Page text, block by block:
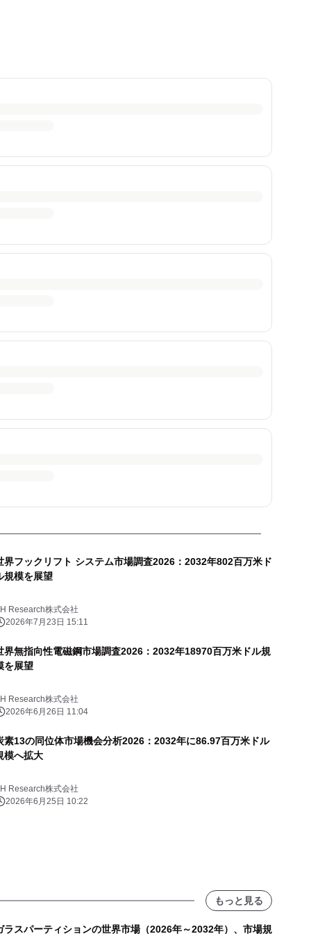
界フックリフト システム市場調査2026：2032年802百万米ド
規模を展望
Research株式会社
2026年7月23日 15:11
界無指向性電磁鋼市場調査2026：2032年18970百万米ドル規
を展望
Research株式会社
2026年6月26日 11:04
素13の同位体市場機会分析2026：2032年に86.97百万米ドル
模へ拡大
Research株式会社
2026年6月25日 10:22
もっと見る
ラスパーティションの世界市場（2026年～2032年）、市場規